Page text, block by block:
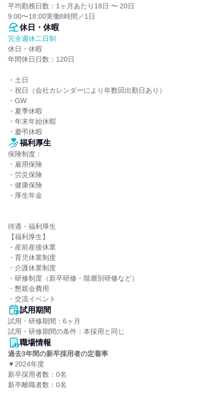
平均勤務日数：1ヶ月あたり18日 〜 20日
9:00〜18:00実働8時間／1⽇
休日・休暇
完全週休二日制
休日・休暇
年間休日日数：120日
・⼟⽇
・祝⽇（会社カレンダーにより年数回出勤⽇あり）
・GW
・夏季休暇
・年末年始休暇
・慶弔休暇
福利厚生
保険制度：
・雇用保険
・労災保険
・健康保険
・厚生年金
待遇・福利厚生
【福利厚生】
・産前産後休業
・育児休業制度
・介護休業制度
・研修制度（新卒研修・階層別研修など）
・懇親会費⽤
・交流イベント
試用期間
試用・研修期間：6ヶ月
職場情報
過去3年間の新卒採用者の定着率
▼2024年度
新卒採用者数：0名
新卒離職者数：0名